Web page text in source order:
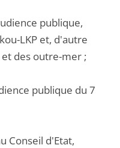
publique,
LKP et, d'autre
des outre-mer ;
publique du 7
Conseil d'Etat,